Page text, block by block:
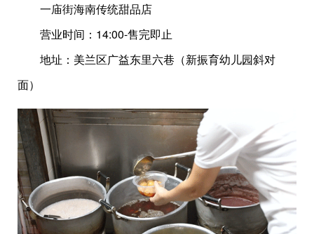
一庙街海南传统甜品店
营业时间：14:00-售完即止
地址：美兰区广益东里六巷（新振育幼儿园斜对
面）